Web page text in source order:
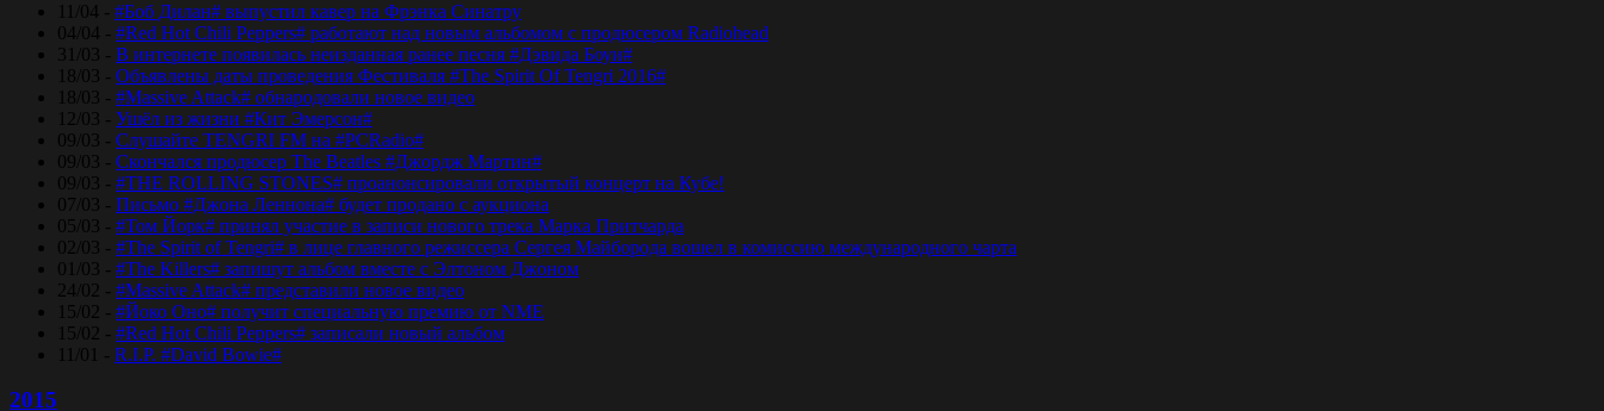
11/04 - #Боб Дилан# выпустил кавер на Фрэнка Синатру
04/04 - #Red Hot Chili Peppers# работают над новым альбомом с продюсером Radiohead
31/03 - В интернете появилась неизданная ранее песня #Дэвида Боуи#
18/03 - Объявлены даты проведения Фестиваля #The Spirit Of Tengri 2016#
18/03 - #Massive Attack# обнародовали новое видео
12/03 - Ушёл из жизни #Кит Эмерсон#
09/03 - Слушайте TENGRI FM на #PCRadio#
09/03 - Скончался продюсер The Beatles #Джордж Мартин#
09/03 - #THE ROLLING STONES# проанонсировали открытый концерт на Кубе!
07/03 - Письмо #Джона Леннона# будет продано с аукциона
05/03 - #Том Йорк# принял участие в записи нового трека Марка Притчарда
02/03 - #The Spirit of Tengri# в лице главного режиссера Сергея Майборода вошел в комиссию международного чарта
01/03 - #The Killers# запишут альбом вместе с Элтоном Джоном
24/02 - #Massive Attack# представили новое видео
15/02 - #Йоко Оно# получит специальную премию от NME
15/02 - #Red Hot Chili Peppers# записали новый альбом
11/01 - R.I.P. #David Bowie#
2015